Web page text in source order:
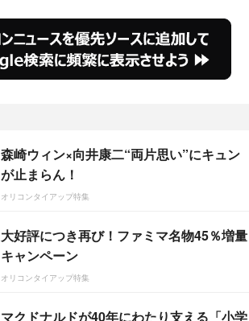
森崎ウィン×向井康二“両片思い”にキュン
が止まらん！
オリコンタイアップ特集
大好評につき再び！ファミマ名物45％増量
キャンペーン
オリコンタイアップ特集
マクドナルドが40年にわたり支える「小学